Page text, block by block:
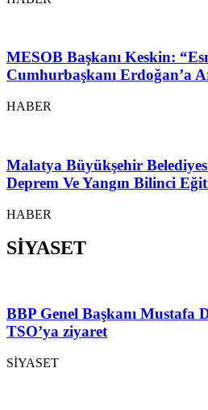
MESOB Başkanı Keskin:
Cumhurbaşkanı Erdoğan’a
HABER
Malatya Büyükşehir
Deprem Ve Yangın Bilinci
HABER
SİYASET
BBP Genel Başkanı Mustafa
TSO’ya ziyaret
SİYASET